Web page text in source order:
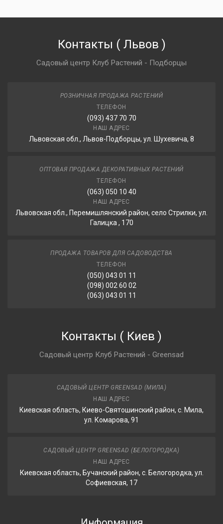
Контакты ( Львов )
Садовый центр Клуб Растений - Подборцы
РОЗНИЧНАЯ ПРОДАЖА РАСТЕНИЙ
ТЕЛЕФОН
(093) 437 70 70
НАШ АДРЕС
Львовская обл., Львов-Подборцы, ул. Шухевича, 8
ОПТОВАЯ ПРОДАЖА ДЕКОРАТИВНЫХ РАСТЕНИЙ
ТЕЛЕФОН
(063) 050 10 40
НАШ АДРЕС
Львовская обл., Перемишлянский район, село Стрилки, ул.
Галицка , 170
ПРОДАЖА ТОВАРОВ ДЛЯ САДОВОДСТВА
ТЕЛЕФОН
(050) 043 01 11
(098) 002 60 02
(063) 043 01 11
Контакты ( Киев )
Садовый центр Клуб Растений - Greensad
САДОВЫЙ ЦЕНТР GREENSAD (МИЛА)
НАШ АДРЕС
Киевская область, Киево-Святошинский район, с. Мила,
ул. Комарова, 91
САДОВЫЙ ЦЕНТР GREENSAD (БЕЛОГОРОДКА)
НАШ АДРЕС
Киевская область, Бучанский район, с. Белогородка, ул.
Софиевская, 17